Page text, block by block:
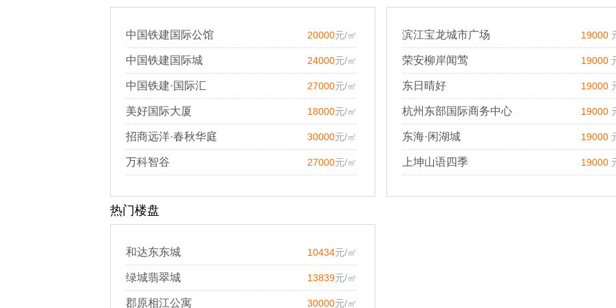
中国铁建国际公馆 20000元/㎡
中国铁建国际城 24000元/㎡
中国铁建·国际汇 27000元/㎡
美好国际大厦 18000元/㎡
招商远洋·春秋华庭 30000元/㎡
万科智谷 27000元/㎡
滨江宝龙城市广场 19000
荣安柳岸闻莺 19000
东日晴好 19000
杭州东部国际商务中心 19000
东海·闲湖城 19000
上坤山语四季 19000
热门楼盘
和达东东城 10434元/㎡
绿城翡翠城 13839元/㎡
郡原相江公寓 30000元/㎡